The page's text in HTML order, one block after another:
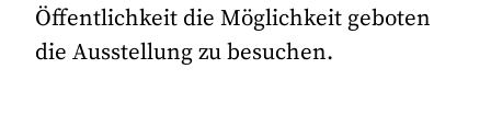
Öffentlichkeit die Möglichkeit geboten
die Ausstellung zu besuchen.